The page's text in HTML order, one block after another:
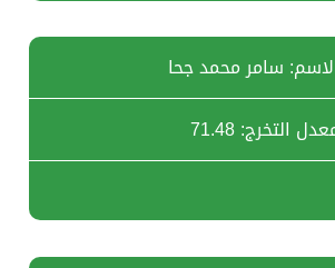
سامر محمد جحا
التخرج: 71.48